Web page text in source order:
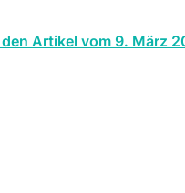
Artikel vom 9. März